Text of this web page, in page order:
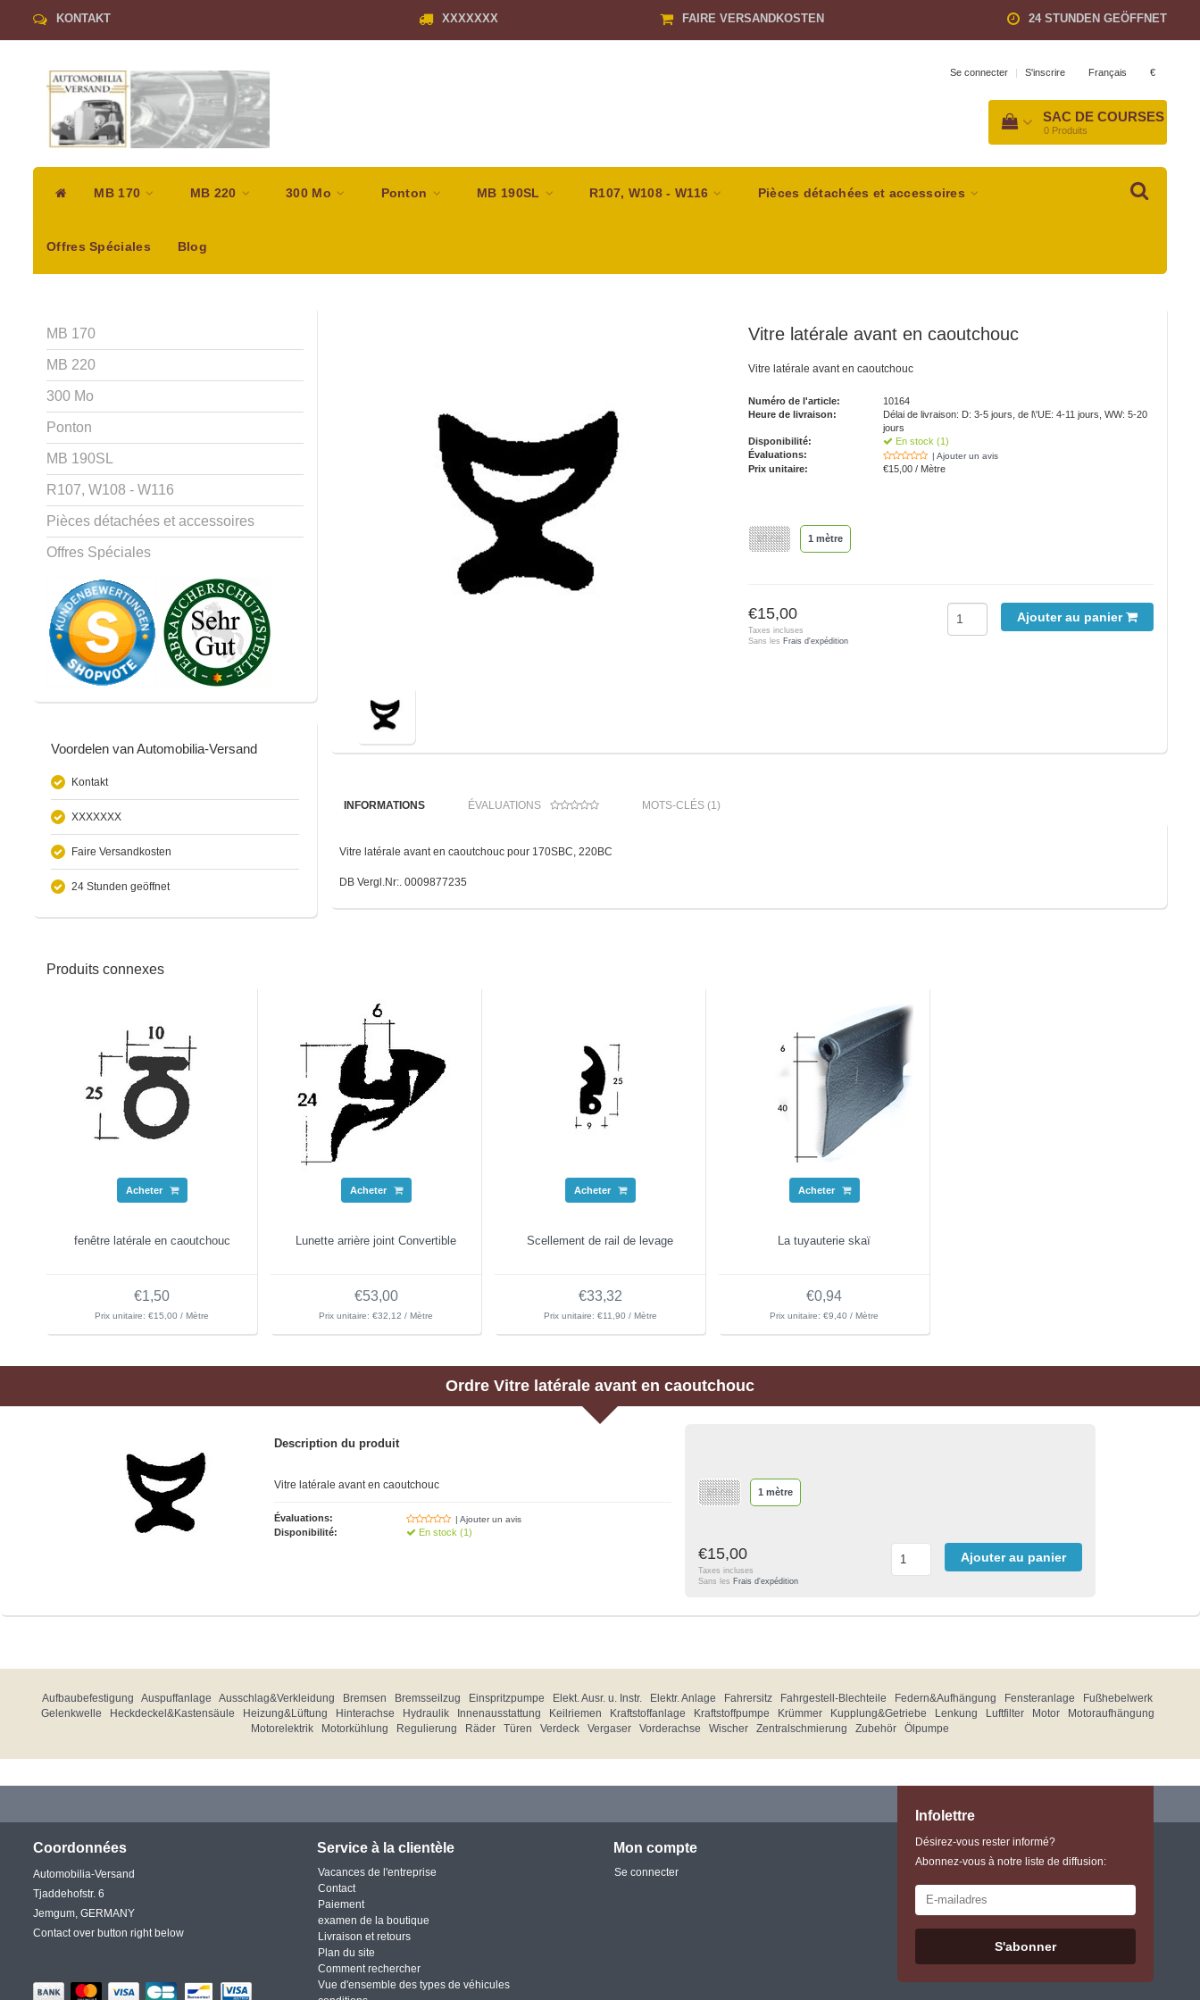
KONTAKT XXXXXXX FAIRE VERSANDKOSTEN 24 STUNDEN GEÖFFNET
Se connecter | S'inscrire Français €
SAC DE COURSES
0 Produits
MB 170 MB 220 300 Mo Ponton MB 190SL R107, W108 - W116 Pièces détachées et accessoires
Offres Spéciales Blog
MB 170
MB 220
300 Mo
Ponton
MB 190SL
R107, W108 - W116
Pièces détachées et accessoires
Offres Spéciales
Voordelen van Automobilia-Versand
Kontakt
XXXXXXX
Faire Versandkosten
24 Stunden geöffnet
Vitre latérale avant en caoutchouc
Vitre latérale avant en caoutchouc
Numéro de l'article:
10164
Heure de livraison:
Délai de livraison: D: 3-5 jours, de l\'UE: 4-11 jours, WW: 5-20
jours
Disponibilité:
En stock (1)
Évaluations:
| Ajouter un avis
Prix unitaire: €15,00 / Mètre
10 cm 1 mètre
€15,00
Taxes incluses
Sans les Frais d'expédition
Ajouter au panier
INFORMATIONS ÉVALUATIONS MOTS-CLÉS (1)
Vitre latérale avant en caoutchouc pour 170SBC, 220BC
DB Vergl.Nr:. 0009877235
Produits connexes
Acheter
fenêtre latérale en caoutchouc
€1,50
Prix unitaire: €15,00 / Mètre
Acheter
Lunette arrière joint Convertible
€53,00
Prix unitaire: €32,12 / Mètre
Acheter
Scellement de rail de levage
€33,32
Prix unitaire: €11,90 / Mètre
Acheter
La tuyauterie skaï
€0,94
Prix unitaire: €9,40 / Mètre
Ordre Vitre latérale avant en caoutchouc
Description du produit
Vitre latérale avant en caoutchouc
Évaluations: | Ajouter un avis
Disponibilité: En stock (1)
10 cm 1 mètre
€15,00
Taxes incluses
Sans les Frais d'expédition
Ajouter au panier
Aufbaubefestigung Auspuffanlage Ausschlag&Verkleidung Bremsen Bremsseilzug Einspritzpumpe Elekt. Ausr. u. Instr. Elektr. Anlage Fahrersitz Fahrgestell-Blechteile Federn&Aufhängung Fensteranlage
Fußhebelwerk
Gelenkwelle
Heckdeckel&Kastensäule Heizung&Lüftung Hinterachse Hydraulik Innenausstattung Keilriemen Kraftstoffanlage Kraftstoffpumpe Krümmer Kupplung&Getriebe Lenkung Luftfilter Motor
Motoraufhängung
Motorelektrik
Motorkühlung Regulierung Räder Türen Verdeck Vergaser Vorderachse Wischer Zentralschmierung Zubehör Ölpumpe
Coordonnées
Automobilia-Versand
Tjaddehofstr. 6
Jemgum, GERMANY
Contact over button right below
Service à la clientèle
Vacances de l'entreprise
Contact
Paiement
examen de la boutique
Livraison et retours
Plan du site
Comment rechercher
Vue d'ensemble des types de véhicules
Mon compte
Se connecter
Infolettre
Désirez-vous rester informé?
Abonnez-vous à notre liste de diffusion:
S'abonner